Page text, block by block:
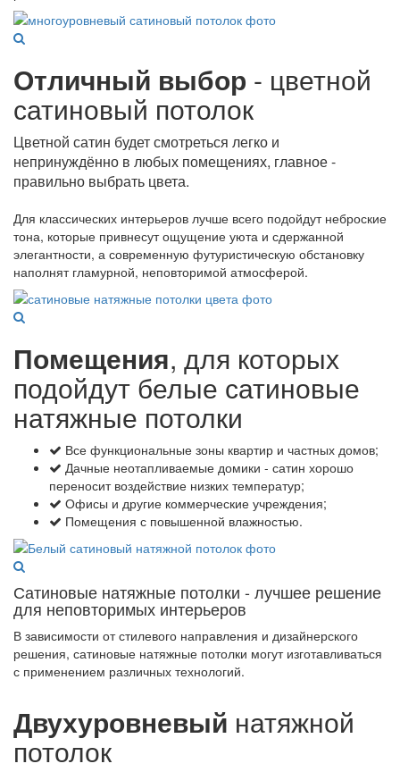
Отличный выбор - цветной
сатиновый потолок
Цветной сатин будет смотреться легко и
непринуждённо в любых помещениях, главное -
правильно выбрать цвета.
Для классических интерьеров лучше всего подойдут неброские
тона, которые привнесут ощущение уюта и сдержанной
элегантности, а современную футуристическую обстановку
наполнят гламурной, неповторимой атмосферой.
Помещения, для которых
подойдут белые сатиновые
натяжные потолки
Все функциональные зоны квартир и частных домов;
Дачные неотапливаемые домики - сатин хорошо
переносит воздействие низких температур;
Офисы и другие коммерческие учреждения;
Помещения с повышенной влажностью.
Сатиновые натяжные потолки - лучшее решение
для неповторимых интерьеров
В зависимости от стилевого направления и дизайнерского
решения, сатиновые натяжные потолки могут изготавливаться
с применением различных технологий.
Двухуровневый натяжной
потолок